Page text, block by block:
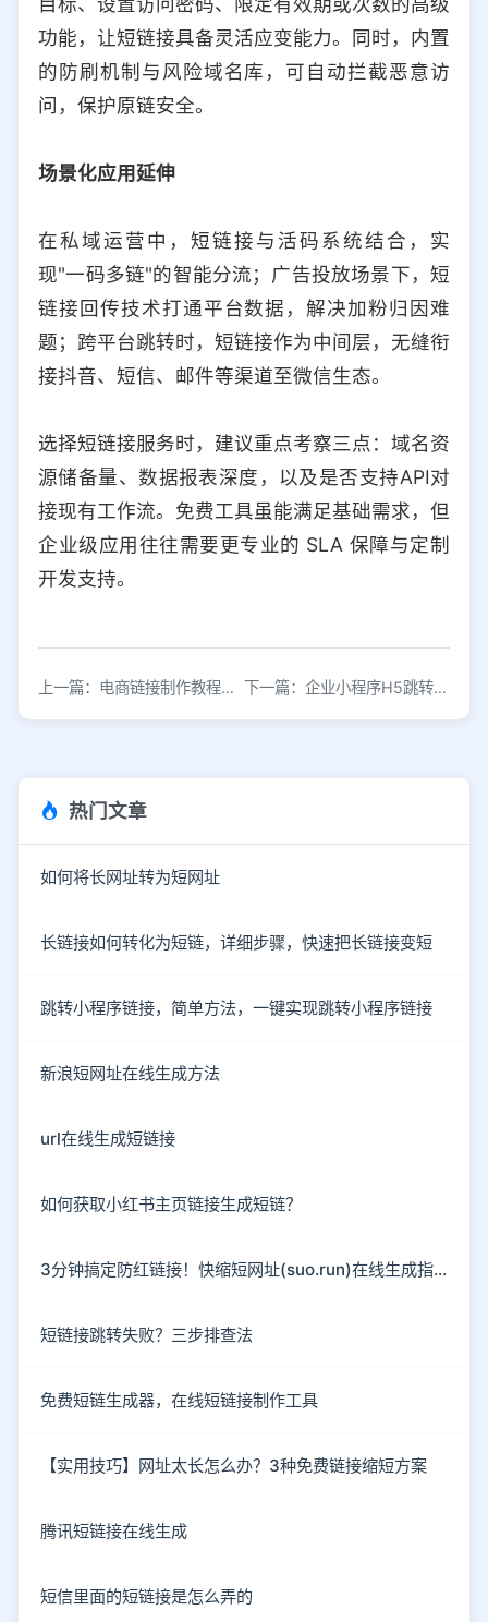
功能，让短链接具备灵活应变能力。同时，内置
的防刷机制与风险域名库，可自动拦截恶意访
问，保护原链安全。
场景化应用延伸
在私域运营中，短链接与活码系统结合，实
现"一码多链"的智能分流；广告投放场景下，短
链接回传技术打通平台数据，解决加粉归因难
题；跨平台跳转时，短链接作为中间层，无缝衔
接抖音、短信、邮件等渠道至微信生态。
选择短链接服务时，建议重点考察三点：域名资
源储备量、数据报表深度，以及是否支持API对
接现有工作流。免费工具虽能满足基础需求，但
企业级应用往往需要更专业的 SLA 保障与定制
开发支持。
上一篇：电商链接制作教程：从生成到优化完整指南 下一篇：企业小程序H5跳转配置指南：实现无缝引流转化
热门文章
如何将长网址转为短网址
长链接如何转化为短链，详细步骤，快速把长链接变短
跳转小程序链接，简单方法，一键实现跳转小程序链接
新浪短网址在线生成方法
url在线生成短链接
如何获取小红书主页链接生成短链？
3分钟搞定防红链接！快缩短网址(suo.run)在线生成指南
短链接跳转失败？三步排查法
免费短链生成器，在线短链接制作工具
【实用技巧】网址太长怎么办？3种免费链接缩短方案
腾讯短链接在线生成
短信里面的短链接是怎么弄的